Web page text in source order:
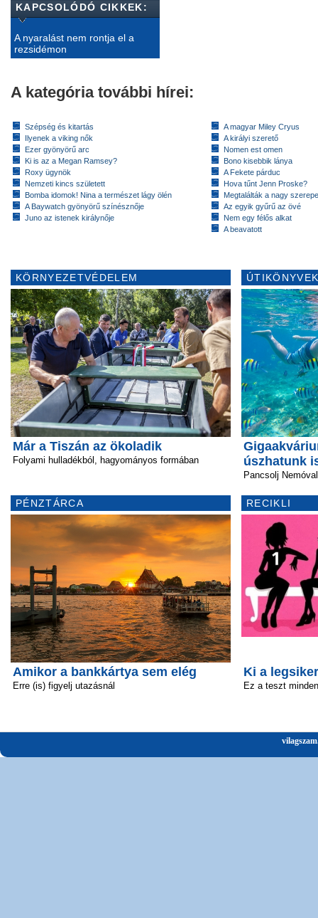
KAPCSOLÓDÓ CIKKEK:
A nyaralást nem rontja el a
rezsidémon
A kategória további hírei:
Szépség és kitartás
Ilyenek a viking nők
Ezer gyönyörű arc
Ki is az a Megan Ramsey?
Roxy ügynök
Nemzeti kincs született
Bomba idomok! Nina a természet lágy ölén
A Baywatch gyönyörű színésznője
Juno az istenek királynője
A magyar Miley Cryus
A királyi szerető
Nomen est omen
Bono kisebbik lánya
A Fekete párduc
Hova tűnt Jenn Proske?
Megtalálták a nagy
Az egyik gyűrű az övé
Nem egy félős alkat
A beavatott
KÖRNYEZETVÉDELEM
Már a Tiszán az ökoladik
Folyami hulladékból, hagyományos formában
PÉNZTÁRCA
Amikor a bankkártya sem elég
Erre (is) figyelj utazásnál
úszhatunk
Pancsolj
RECIKLI
Ki a
Ez a teszt